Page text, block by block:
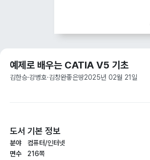
예제로 배우는 CATIA V5 기초
김한승·강병호·김창완좋은땅2025년 02월 21일
도서 기본 정보
분야
면수
컴퓨터/인터넷
216쪽